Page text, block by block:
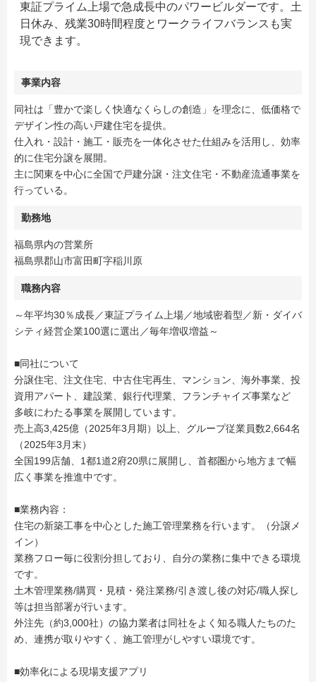
東証プライム上場で急成長中のパワービルダーです。土
日休み、残業30時間程度とワークライフバランスも実
現できます。
事業内容
同社は「豊かで楽しく快適なくらしの創造」を理念に、低価格で
デザイン性の高い戸建住宅を提供。
仕入れ・設計・施工・販売を一体化させた仕組みを活用し、効率
的に住宅分譲を展開。
主に関東を中心に全国で戸建分譲・注文住宅・不動産流通事業を
行っている。
勤務地
福島県内の営業所
福島県郡山市富田町字稲川原
職務内容
～年平均30％成長／東証プライム上場／地域密着型／新・ダイバ
シティ経営企業100選に選出／毎年増収増益～
■同社について
分譲住宅、注文住宅、中古住宅再生、マンション、海外事業、投
資用アパート、建設業、銀行代理業、フランチャイズ事業など
多岐にわたる事業を展開しています。
売上高3,425億（2025年3月期）以上、グループ従業員数2,664名
（2025年3月末）
全国199店舗、1都1道2府20県に展開し、首都圏から地方まで幅
広く事業を推進中です。
■業務内容：
住宅の新築工事を中心とした施工管理業務を行います。（分譲メ
イン）
業務フロー毎に役割分担しており、自分の業務に集中できる環境
です。
土木管理業務/購買・見積・発注業務/引き渡し後の対応/職人探し
等は担当部署が行います。
外注先（約3,000社）の協力業者は同社をよく知る職人たちのた
め、連携が取りやすく、施工管理がしやすい環境です。
■効率化による現場支援アプリ